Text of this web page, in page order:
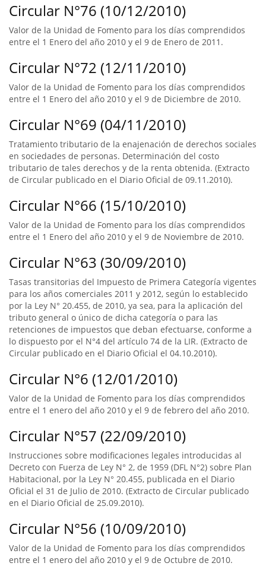
Circular N°76 (10/12/2010)
Valor de la Unidad de Fomento para los días comprendidos
entre el 1 Enero del año 2010 y el 9 de Enero de 2011.
Circular N°72 (12/11/2010)
Valor de la Unidad de Fomento para los días comprendidos
entre el 1 Enero del año 2010 y el 9 de Diciembre de 2010.
Circular N°69 (04/11/2010)
Tratamiento tributario de la enajenación de derechos sociales
en sociedades de personas. Determinación del costo
tributario de tales derechos y de la renta obtenida. (Extracto
de Circular publicado en el Diario Oficial de 09.11.2010).
Circular N°66 (15/10/2010)
Valor de la Unidad de Fomento para los días comprendidos
entre el 1 Enero del año 2010 y el 9 de Noviembre de 2010.
Circular N°63 (30/09/2010)
Tasas transitorias del Impuesto de Primera Categoría vigentes
para los años comerciales 2011 y 2012, según lo establecido
por la Ley N° 20.455, de 2010, ya sea, para la aplicación del
tributo general o único de dicha categoría o para las
retenciones de impuestos que deban efectuarse, conforme a
lo dispuesto por el N°4 del artículo 74 de la LIR. (Extracto de
Circular publicado en el Diario Oficial el 04.10.2010).
Circular N°6 (12/01/2010)
Valor de la Unidad de Fomento para los días comprendidos
entre el 1 enero del año 2010 y el 9 de febrero del año 2010.
Circular N°57 (22/09/2010)
Instrucciones sobre modificaciones legales introducidas al
Decreto con Fuerza de Ley N° 2, de 1959 (DFL N°2) sobre Plan
Habitacional, por la Ley N° 20.455, publicada en el Diario
Oficial el 31 de Julio de 2010. (Extracto de Circular publicado
en el Diario Oficial de 25.09.2010).
Circular N°56 (10/09/2010)
Valor de la Unidad de Fomento para los días comprendidos
entre el 1 enero del año 2010 y el 9 de Octubre de 2010.